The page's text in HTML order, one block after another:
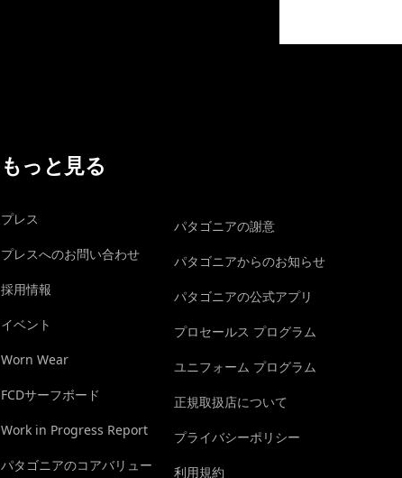
もっと見る
プレス
プレスへのお問い合わせ
採用情報
イベント
Worn Wear
FCDサーフボード
Work in Progress Report
パタゴニアのコアバリュー
パタゴニアの謝意
パタゴニアからのお知らせ
パタゴニアの公式アプリ
プロセールス プログラム
ユニフォーム プログラム
正規取扱店について
プライバシーポリシー
利用規約